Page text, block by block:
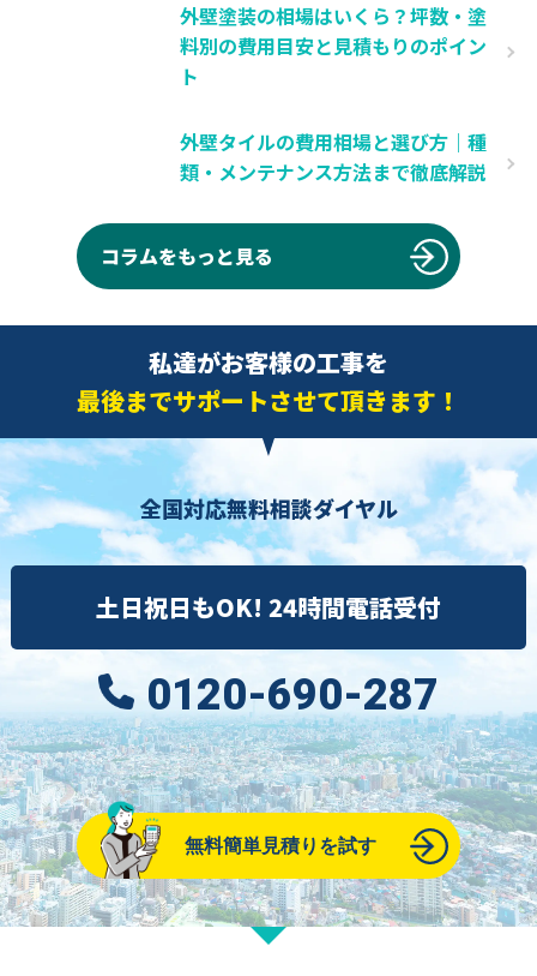
外壁塗装の相場はいくら？坪数・塗
料別の費用目安と見積もりのポイン
ト
外壁タイルの費用相場と選び方｜種
類・メンテナンス方法まで徹底解説
コラムをもっと見る
私達がお客様の工事を
最後までサポートさせて頂きます！
全国対応無料相談ダイヤル
土日祝日もOK! 24時間電話受付
0120-690-287
無料簡単見積りを試す